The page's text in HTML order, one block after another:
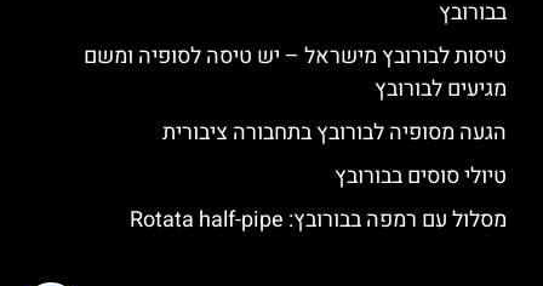
בבורובץ
טיסות לבורובץ מישראל – יש טיסה לסופיה ומשם
מגיעים לבורובץ
הגעה מסופיה לבורובץ בתחבורה ציבורית
טיולי סוסים בבורובץ
מסלול עם רמפה בבורובץ: Rotata half-pipe